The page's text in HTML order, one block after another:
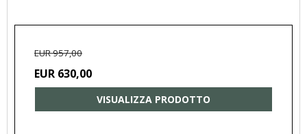
EUR 957,00
EUR 630,00
VISUALIZZA PRODOTTO